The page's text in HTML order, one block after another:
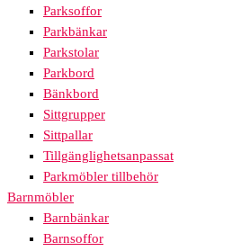
Parksoffor
Parkbänkar
Parkstolar
Parkbord
Bänkbord
Sittgrupper
Sittpallar
Tillgänglighetsanpassat
Parkmöbler tillbehör
Barnmöbler
Barnbänkar
Barnsoffor